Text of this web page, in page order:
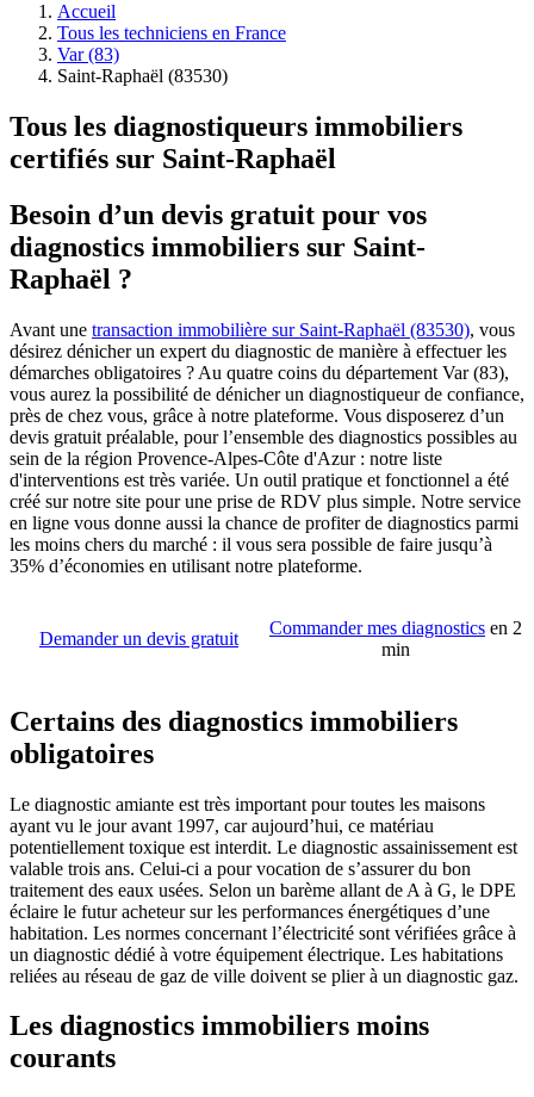
Accueil
Tous les techniciens en France
Var (83)
Saint-Raphaël (83530)
Tous les diagnostiqueurs immobiliers
certifiés sur Saint-Raphaël
Besoin d’un devis gratuit pour vos
diagnostics immobiliers sur Saint-
Raphaël ?
Avant une transaction immobilière sur Saint-Raphaël (83530), vous
désirez dénicher un expert du diagnostic de manière à effectuer les
démarches obligatoires ? Au quatre coins du département Var (83),
vous aurez la possibilité de dénicher un diagnostiqueur de confiance,
près de chez vous, grâce à notre plateforme. Vous disposerez d’un
devis gratuit préalable, pour l’ensemble des diagnostics possibles au
sein de la région Provence-Alpes-Côte d'Azur : notre liste
d'interventions est très variée. Un outil pratique et fonctionnel a été
créé sur notre site pour une prise de RDV plus simple. Notre service
en ligne vous donne aussi la chance de profiter de diagnostics parmi
les moins chers du marché : il vous sera possible de faire jusqu’à
35% d’économies en utilisant notre plateforme.
Demander un devis gratuit
Commander mes diagnostics en 2
min
Certains des diagnostics immobiliers
obligatoires
Le diagnostic amiante est très important pour toutes les maisons
ayant vu le jour avant 1997, car aujourd’hui, ce matériau
potentiellement toxique est interdit. Le diagnostic assainissement est
valable trois ans. Celui-ci a pour vocation de s’assurer du bon
traitement des eaux usées. Selon un barème allant de A à G, le DPE
éclaire le futur acheteur sur les performances énergétiques d’une
habitation. Les normes concernant l’électricité sont vérifiées grâce à
un diagnostic dédié à votre équipement électrique. Les habitations
reliées au réseau de gaz de ville doivent se plier à un diagnostic gaz.
Les diagnostics immobiliers moins
courants